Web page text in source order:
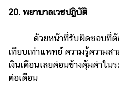
20. พยาบาลเวชปฏิบัติ
ด้วยหน้าที่รับผิดชอบที่ต้อง
เทียบเท่าแพทย์ ความรู้ความส
เงินเดือนเลยค่อนข้างคุ้มค่าใ
ต่อเดือน